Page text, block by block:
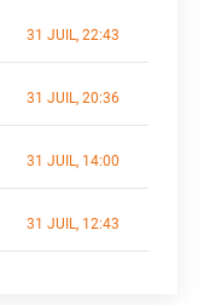
31 JUIL, 22:43
31 JUIL, 20:36
31 JUIL, 14:00
31 JUIL, 12:43